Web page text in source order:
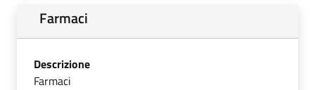
Farmaci
Descrizione
Farmaci